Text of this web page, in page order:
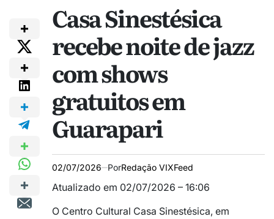
Casa Sinestésica
recebe noite de jazz
com shows
gratuitos em
Guarapari
02/07/2026 PorRedação VIXFeed
Atualizado em 02/07/2026 – 16:06
O Centro Cultural Casa Sinestésica, em